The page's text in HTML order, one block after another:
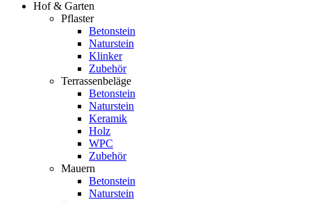
Hof & Garten
Pflaster
Betonstein
Naturstein
Klinker
Zubehör
Terrassenbeläge
Betonstein
Naturstein
Keramik
Holz
WPC
Zubehör
Mauern
Betonstein
Naturstein